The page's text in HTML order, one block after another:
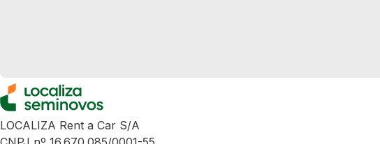
LOCALIZA Rent a Car S/A